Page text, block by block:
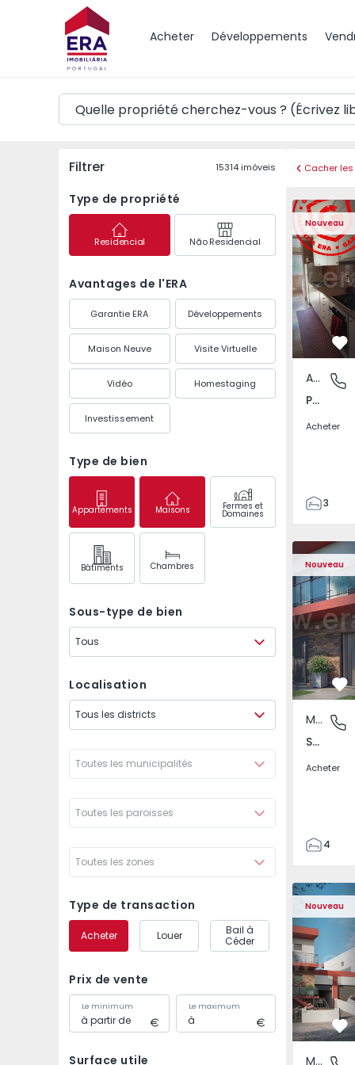
Acheter Développements
Carte
Filtrer 15314imóveis
Type de propriété
Residencial Não Residencial
Avantages de l'ERA
Garantie ERA Développements
Maison Neuve Visite Virtuelle
Vidéo Homestaging
Investissement
Type de bien
Appartements Maisons Fermes et
Domaines
Bâtiments Chambres
Sous-type de bien
Tous
Localisation
Tous les districts
Toutes les municipalités
Toutes les paroisses
Toutes les zones
Type de transaction
Acheter Louer
Bail à
Céder
Prix de vente
Le minimum Le maximum
Surface utile
Cacher
Nouveau
Appartement T3
Appartement
Pedrouços, Porto
Acheter
3
105
122
1
-1
Nouveau
São
Maison Jumelée
São João das Lampas e Terrugem, Lisboa
Acheter
4
135
193
240
Nouveau
Maison Jumelée T4
Maison
Maison Jumelée